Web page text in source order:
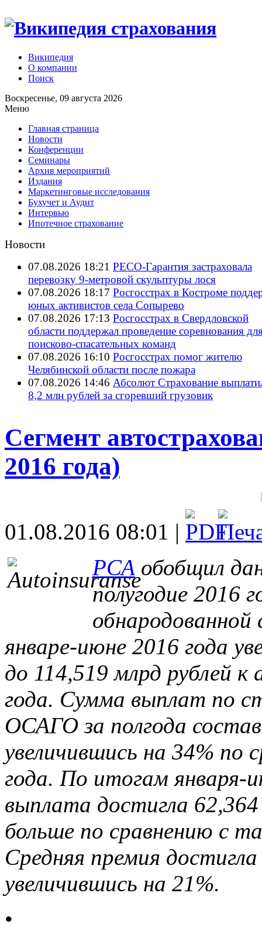
Википедия
О компании
Поиск
Воскресенье, 09 августа 2026
Меню
Главная страница
Новости
Конференции
Семинары
Архив мероприятий
Издания
Маркетинговые исследования
Бухучет и Аудит
Интервью
Ипотечное страхование
Новости
07.08.2026 18:21 РЕСО-Гарантия застраховала
перевозку 9-метровой скульптуры лося
07.08.2026 18:17 Росгосстрах в Костроме
юных активистов села Сопырево
07.08.2026 17:13 Росгосстрах в Свердловской
области поддержал проведение соревнования
поисково‑спасательных команд
07.08.2026 16:10 Росгосстрах помог жителю
Челябинской области после пожара
07.08.2026 14:46 Абсолют Страхование
8,2 млн рублей за сгоревший грузовик
Сегмент
2016 года)
01.08.2016 08:01 |
РСА обобщил
полугодие 2016
январе-июне 2016 года
до 114,519 млрд рублей к
года. Сумма выплат по
ОСАГО за полгода
увеличившись на 34% по
года. По итогам января-
выплата достигла
больше по сравнению с
Средняя премия
увеличившись на 21%.
•